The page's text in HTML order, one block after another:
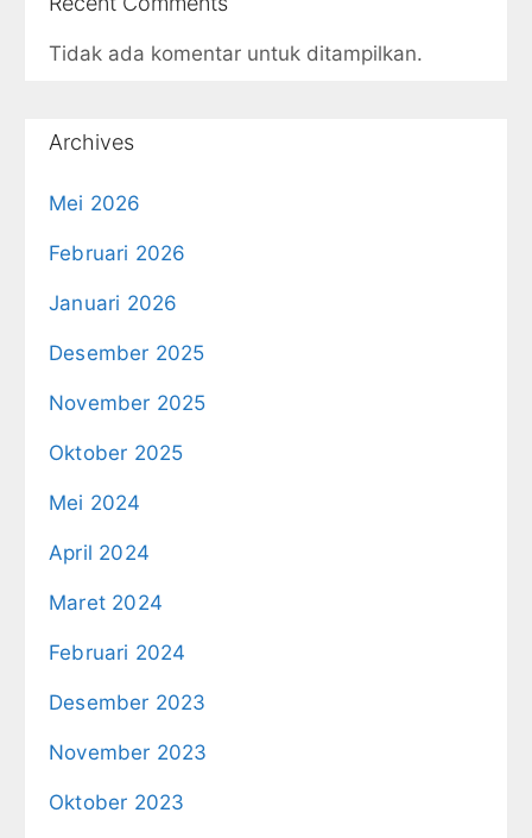
Tidak ada komentar untuk ditampilkan.
Archives
Mei 2026
Februari 2026
Januari 2026
Desember 2025
November 2025
Oktober 2025
Mei 2024
April 2024
Maret 2024
Februari 2024
Desember 2023
November 2023
Oktober 2023